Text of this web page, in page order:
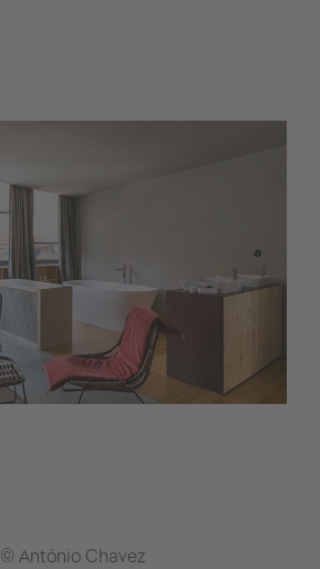
© António Chavez